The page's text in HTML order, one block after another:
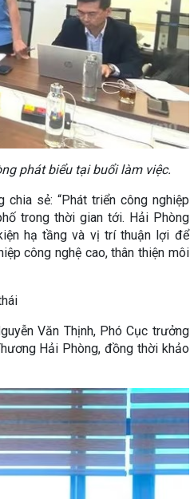
phát biểu tại buổi làm việc.
sẻ: “Phát triển công nghiệp
trong thời gian tới. Hải Phòng
hạ tầng và vị trí thuận lợi để
công nghệ cao, thân thiện môi
Văn Thịnh, Phó Cục trưởng
Hải Phòng, đồng thời khảo